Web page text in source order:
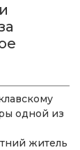
одной из
житель